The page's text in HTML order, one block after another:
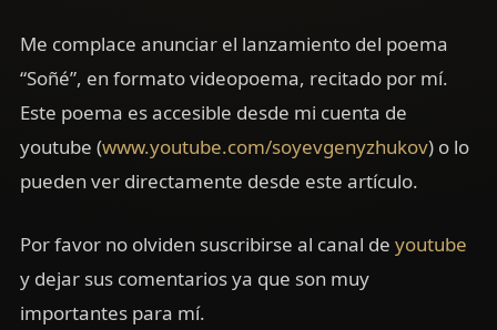
Me complace anunciar el lanzamiento del poema
“Soñé”, en formato videopoema, recitado por mí.
Este poema es accesible desde mi cuenta de
youtube (www.youtube.com/soyevgenyzhukov) o lo
pueden ver directamente desde este artículo.
Por favor no olviden suscribirse al canal de youtube
y dejar sus comentarios ya que son muy
importantes para mí.